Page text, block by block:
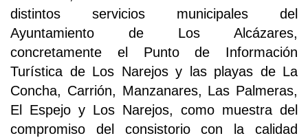
distintos servicios municipales del
Ayuntamiento de Los Alcázares,
concretamente el Punto de Información
Turística de Los Narejos y las playas de La
Concha, Carrión, Manzanares, Las Palmeras,
El Espejo y Los Narejos, como muestra del
compromiso del consistorio con la calidad